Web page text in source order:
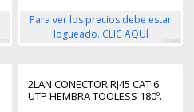
Para ver los precios debe estar
logueado. CLIC AQUÍ
464388
2LAN CONECTOR RJ45 CAT.6
UTP HEMBRA TOOLESS 180º.